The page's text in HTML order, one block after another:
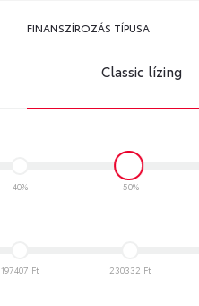
FINANSZÍROZÁS TÍPUSA
Classic lízing
40% 50%
197407 Ft 230332 Ft